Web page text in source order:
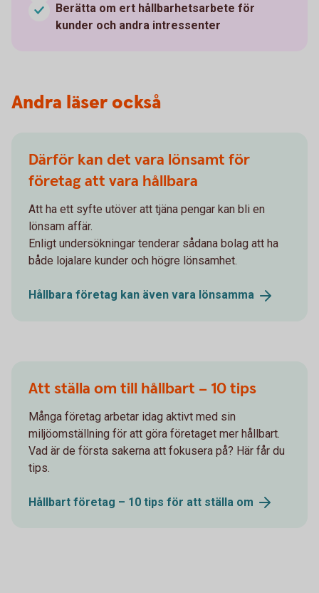
Berätta om ert hållbarhetsarbete för
kunder och andra intressenter
Andra läser också
Därför kan det vara lönsamt för
företag att vara hållbara
Att ha ett syfte utöver att tjäna pengar kan bli en
lönsam affär.
Enligt undersökningar tenderar sådana bolag att ha
både lojalare kunder och högre lönsamhet.
Hållbara företag kan även vara lönsamma
Att ställa om till hållbart – 10 tips
Många företag arbetar idag aktivt med sin
miljöomställning för att göra företaget mer hållbart.
Vad är de första sakerna att fokusera på? Här får du
tips.
Hållbart företag – 10 tips för att ställa om